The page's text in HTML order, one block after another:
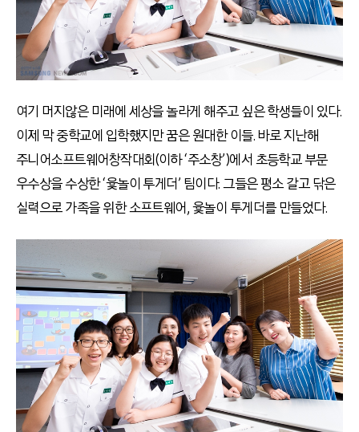
여기 머지않은 미래에 세상을 놀라게 해주고 싶은 학생들이 있다.
이제 막 중학교에 입학했지만 꿈은 원대한 이들. 바로 지난해
주니어소프트웨어창작대회(이하 ‘주소창’)에서 초등학교 부문
우수상을 수상한 ‘윷놀이 투게더’ 팀이다. 그들은 평소 갈고 닦은
실력으로 가족을 위한 소프트웨어, 윷놀이 투게더를 만들었다.